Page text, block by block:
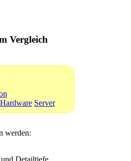
Vergleich
Hardware Server
werden: